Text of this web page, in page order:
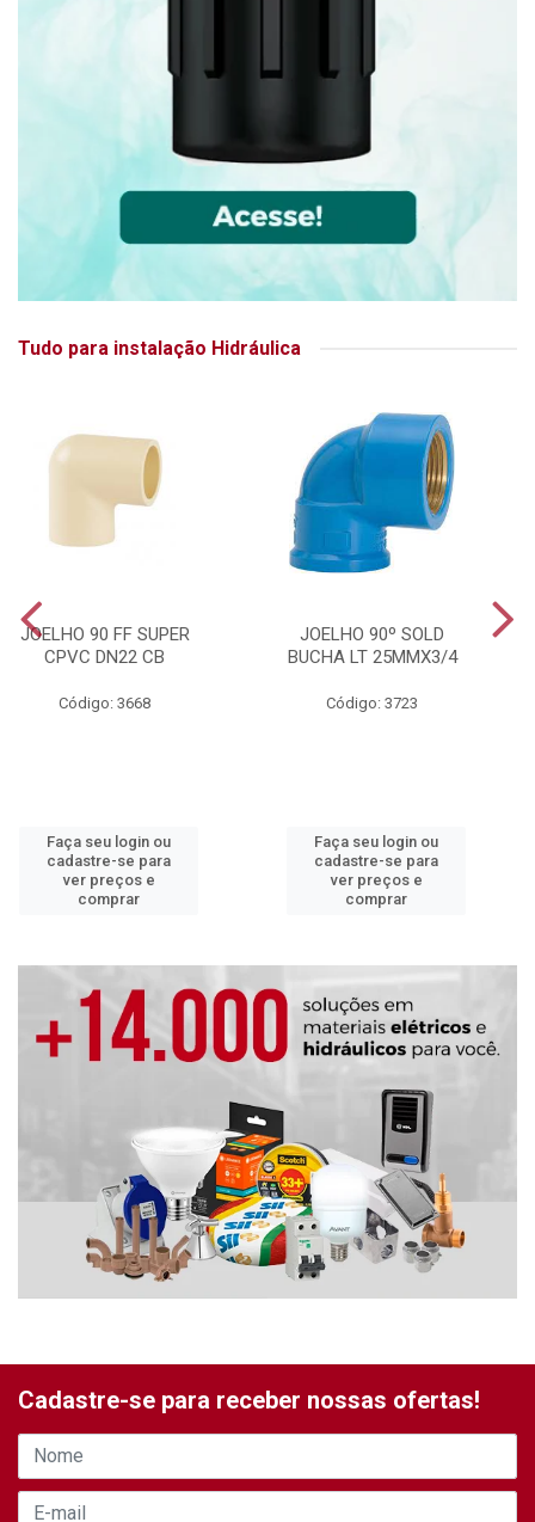
Tudo para instalação Hidráulica
JOELHO 90 FF SUPER
CPVC DN22 CB
Código: 3668
Faça seu login ou
cadastre-se para
ver preços e
comprar
JOELHO 90º SOLD
BUCHA LT 25MMX3/4
Código: 3723
Faça seu login ou
cadastre-se para
ver preços e
comprar
Cadastre-se para receber nossas ofertas!